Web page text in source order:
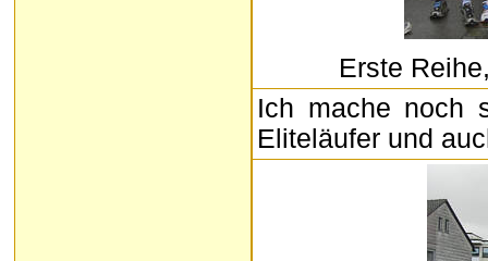
Erste
Ich mache noch
Eliteläufer und